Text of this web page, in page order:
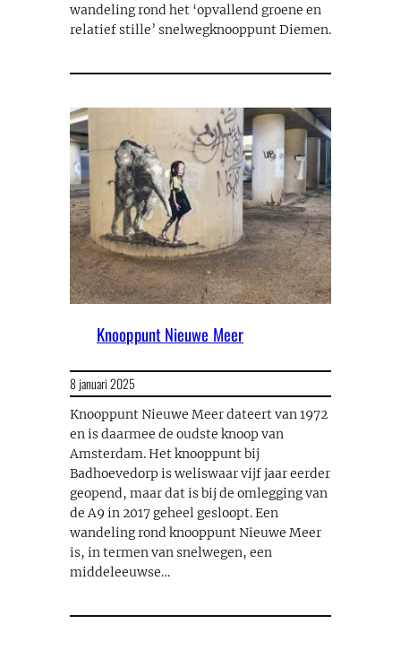
wandeling rond het ‘opvallend groene en
relatief stille’ snelwegknooppunt Diemen.
Knooppunt Nieuwe Meer
8 januari 2025
Knooppunt Nieuwe Meer dateert van 1972
en is daarmee de oudste knoop van
Amsterdam. Het knooppunt bij
Badhoevedorp is weliswaar vijf jaar eerder
geopend, maar dat is bij de omlegging van
de A9 in 2017 geheel gesloopt. Een
wandeling rond knooppunt Nieuwe Meer
is, in termen van snelwegen, een
middeleeuwse…